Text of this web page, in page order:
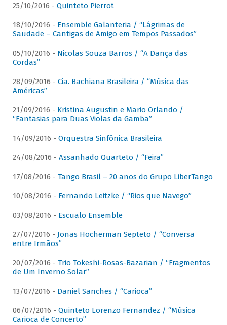
25/10/2016 - Quinteto Pierrot
18/10/2016 - Ensemble Galanteria / “Lágrimas de
Saudade – Cantigas de Amigo em Tempos Passados”
05/10/2016 - Nicolas Souza Barros / “A Dança das
Cordas”
28/09/2016 - Cia. Bachiana Brasileira / “Música das
Américas”
21/09/2016 - Kristina Augustin e Mario Orlando /
“Fantasias para Duas Violas da Gamba”
14/09/2016 - Orquestra Sinfônica Brasileira
24/08/2016 - Assanhado Quarteto / “Feira”
17/08/2016 - Tango Brasil – 20 anos do Grupo LiberTango
10/08/2016 - Fernando Leitzke / “Rios que Navego”
03/08/2016 - Escualo Ensemble
27/07/2016 - Jonas Hocherman Septeto / “Conversa
entre Irmãos”
20/07/2016 - Trio Tokeshi-Rosas-Bazarian / “Fragmentos
de Um Inverno Solar”
13/07/2016 - Daniel Sanches / “Carioca”
06/07/2016 - Quinteto Lorenzo Fernandez / “Música
Carioca de Concerto”